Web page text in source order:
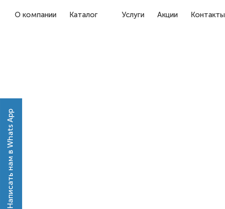
О компании Каталог Услуги Акции Контакты
Написать нам в Whats App